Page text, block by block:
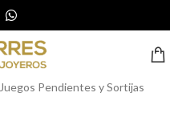
Juegos Pendientes y Sortijas